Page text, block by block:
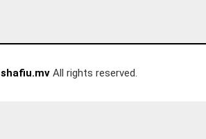
shafiu.mvAll rights reserved.